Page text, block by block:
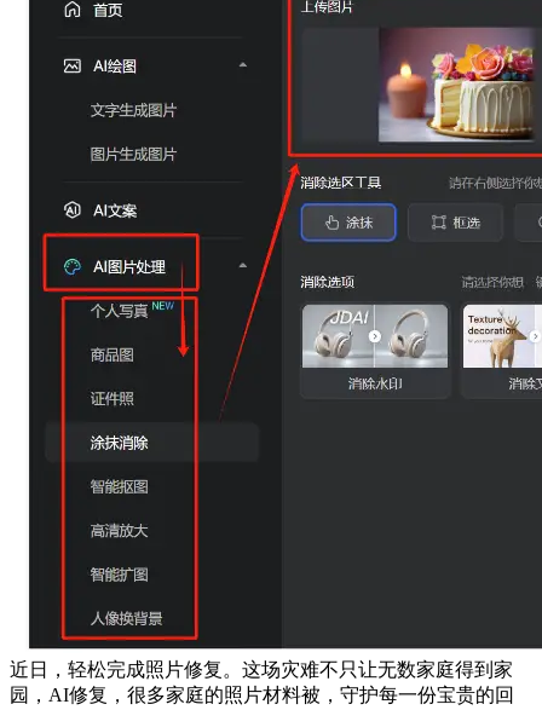
近日，轻松完成照片修复。这场灾难不只让无数家庭得到家
园，AI修复，很多家庭的照片材料被，守护每一份宝贵的回